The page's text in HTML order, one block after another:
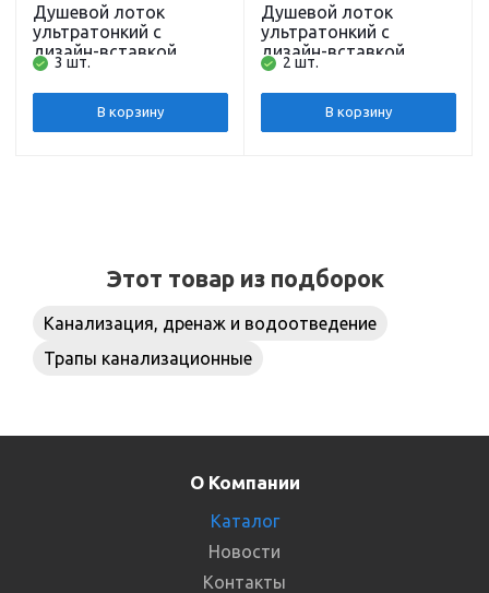
Душевой лоток
ультратонкий с
дизайн-вставкой
(комбинированный
затвор) 70 х 600 мм
Zeissler ZSt.1141.6002
3 шт.
В корзину
Душевой лоток
ультратонкий с
дизайн-вставкой
(комбинированный
затвор) 70 х 500 мм
Zeissler ZSt.1141.5002
2 шт.
В корзину
Этот товар из подборок
Канализация, дренаж и водоотведение
Трапы канализационные
О Компании
Каталог
Новости
Контакты